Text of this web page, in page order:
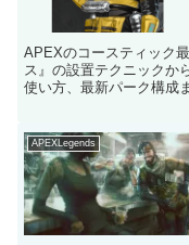
APEXのコースティック
ス』の設置テクニックか
使い方、最新パーク構成
APEXLegends